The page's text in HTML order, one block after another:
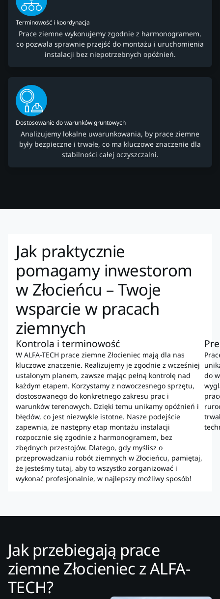
Terminowość i koordynacja
Prace ziemne wykonujemy zgodnie z harmonogramem,
co pozwala sprawnie przejść do montażu i uruchomienia
instalacji bez niepotrzebnych opóźnień.
Dostosowanie do warunków gruntowych
Analizujemy lokalne uwarunkowania, by prace ziemne
były bezpieczne i trwałe, co ma kluczowe znaczenie dla
stabilności całej oczyszczalni.
Jak praktycznie
pomagamy inwestorom
w Złocieńcu – Twoje
wsparcie w pracach
ziemnych
Kontrola i terminowość
W ALFA-TECH prace ziemne Złocieniec mają dla nas
kluczowe znaczenie. Realizujemy je zgodnie z wcześniej
ustalonym planem, zawsze mając pełną kontrolę nad
każdym etapem. Korzystamy z nowoczesnego sprzętu,
dostosowanego do konkretnego zakresu prac i
warunków terenowych. Dzięki temu unikamy opóźnień i
błędów, co jest niezwykle istotne. Nasze podejście
zapewnia, że następny etap montażu instalacji
rozpocznie się zgodnie z harmonogramem, bez
zbędnych przestojów. Dlatego, gdy myślisz o
przeprowadzaniu robót ziemnych w Złocieńcu, pamiętaj,
że jesteśmy tutaj, aby to wszystko zorganizować i
wykonać profesjonalnie, w najlepszy możliwy sposób!
do
Jak przebiegają prace
ziemne Złocieniec z ALFA-
TECH?